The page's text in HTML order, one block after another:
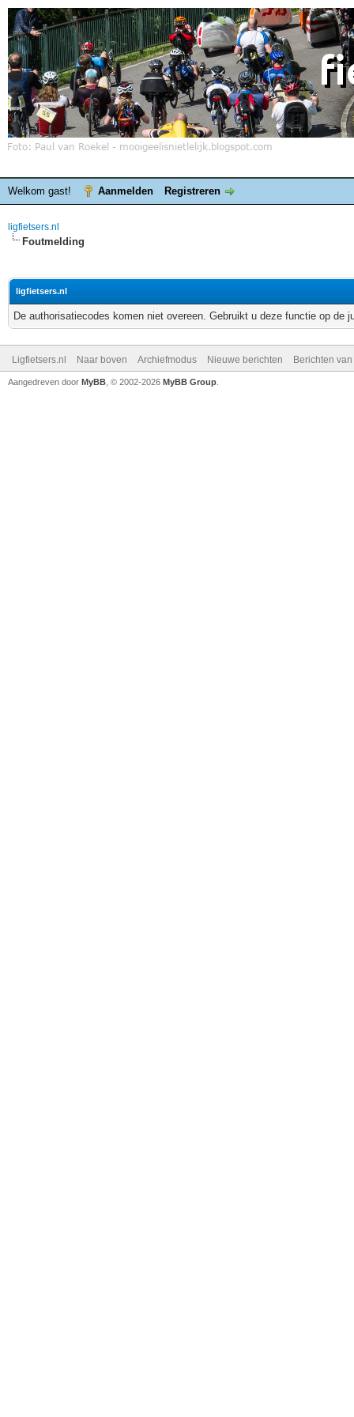
Welkom gast! Aanmelden Registreren
ligfietsers.nl
Foutmelding
ligfietsers.nl
De authorisatiecodes komen niet overeen. Gebruikt u deze functie op de
Ligfietsers.nl Naar boven Archiefmodus Nieuwe berichten Berichten
Aangedreven door MyBB , © 2002-2026 MyBB Group